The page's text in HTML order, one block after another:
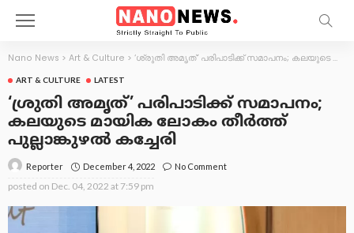
Nano News > Art & Culture > ‘ശ്രുതി അമൃത്’ പരിപാടിക്ക് സമാപനം; കലയുടെ മായിക ലോകം തീർത്ത് പുല്ലാങ്കുഴല്‍ കച്ചേരി
ART & CULTURE LATEST
‘ശ്രുതി അമൃത്’ പരിപാടിക്ക് സമാപനം;
കലയുടെ മായിക ലോകം തീർത്ത്
പുല്ലാങ്കുഴല്‍ കച്ചേരി
Reporter December 4, 2022 No Comment
posted on Dec. 04, 2022 at 7:59 pm